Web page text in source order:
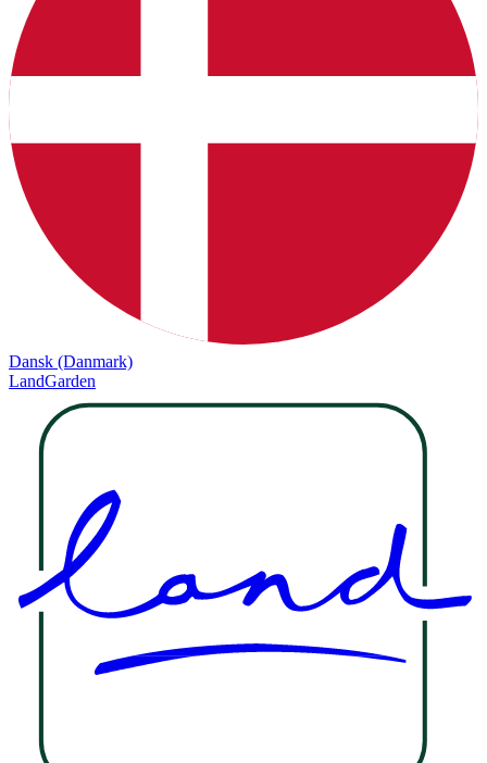
Dansk (Danmark)
LandGarden